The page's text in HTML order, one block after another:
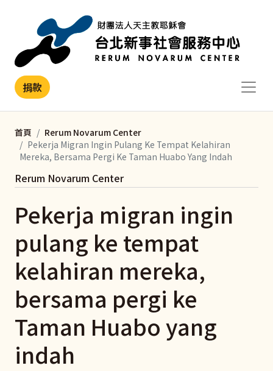
捐款
首頁
Rerum Novarum Center
Pekerja Migran Ingin Pulang Ke Tempat Kelahiran
Mereka, Bersama Pergi Ke Taman Huabo Yang Indah
Pekerja migran ingin
pulang ke tempat
kelahiran mereka,
bersama pergi ke
Taman Huabo yang
indah
Rerum Novarum Center